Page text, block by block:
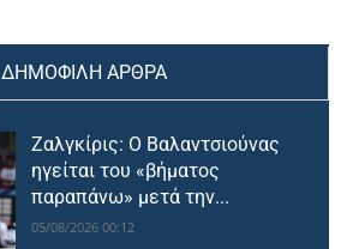
ΔΗΜΟΦΙΛΗ ΑΡΘΡΑ
Ζαλγκίρις: Ο Βαλαντσιούνας
ηγείται του «βήματος
παραπάνω» μετά την...
05/08/2026 00:12